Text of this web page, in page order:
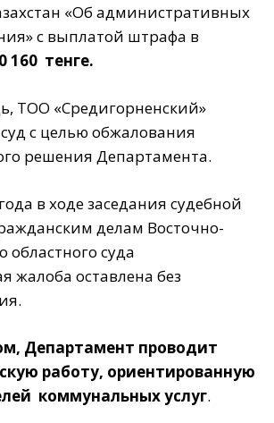
«Об административных
с выплатой штрафа в
160 тенге.
ТОО «Средигорненский»
с целью обжалования
решения Департамента.
в ходе заседания судебной
делам Восточно-
областного суда
жалоба оставлена без
Департамент проводит
работу, ориентированную
коммунальных услуг.